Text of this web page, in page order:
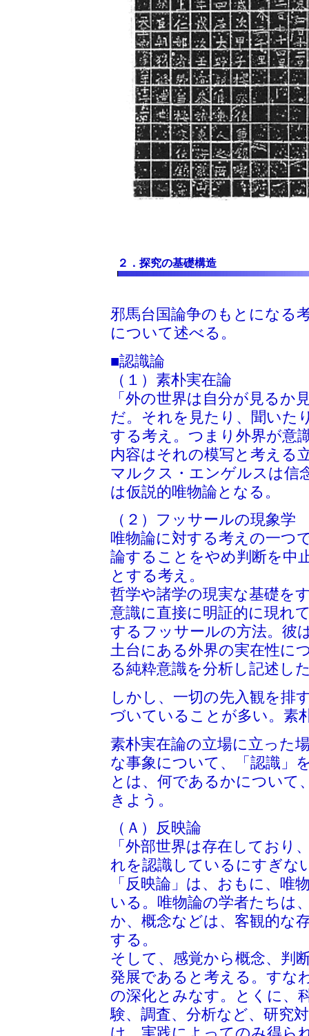
２．探究の基礎構造
邪馬台国論争のもとになる
について述べる。
■認識論
（１）素朴実在論
「外の世界は自分が見る
だ。それを見たり、聞いた
する考え。つまり外界が意
内容はそれの模写と考える
マルクス・エンゲルスは信
は仮説的唯物論となる。
（２）フッサールの現象学
唯物論に対する考えの一つ
論することをやめ判断を中
とする考え。
哲学や諸学の現実な基礎を
意識に直接に明証的に現れ
するフッサールの方法。彼
土台にある外界の実在性に
る純粋意識を分析し記述し
しかし、一切の先入観を排
づいていることが多い。素
素朴実在論の立場に立った
な事象について、「認識」
とは、何であるかについて
きよう。
（Ａ）反映論
「外部世界は存在してお
れを認識しているにすぎな
「反映論」は、おもに、
いる。唯物論の学者たちは
か、概念などは、客観的な
する。
そして、感覚から概念、判
発展であると考える。すな
の深化とみなす。とくに、
験、調査、分析など、研究